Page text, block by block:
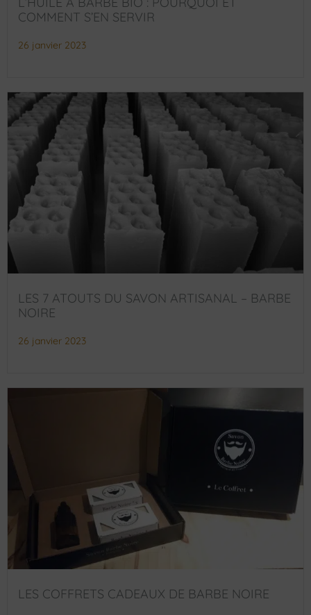
COMMENT S’EN SERVIR
26 janvier 2023
LES 7 ATOUTS DU SAVON ARTISANAL – BARBE
NOIRE
26 janvier 2023
LES COFFRETS CADEAUX DE BARBE NOIRE